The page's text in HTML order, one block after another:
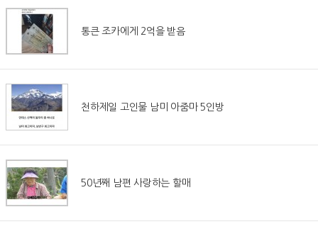
통큰 조카에게 2억을 받음
천하제일 고인물 남미 아줌마 5인방
50년째 남편 사랑하는 할매